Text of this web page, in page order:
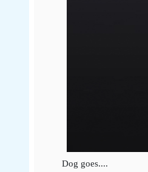
Dog goes....